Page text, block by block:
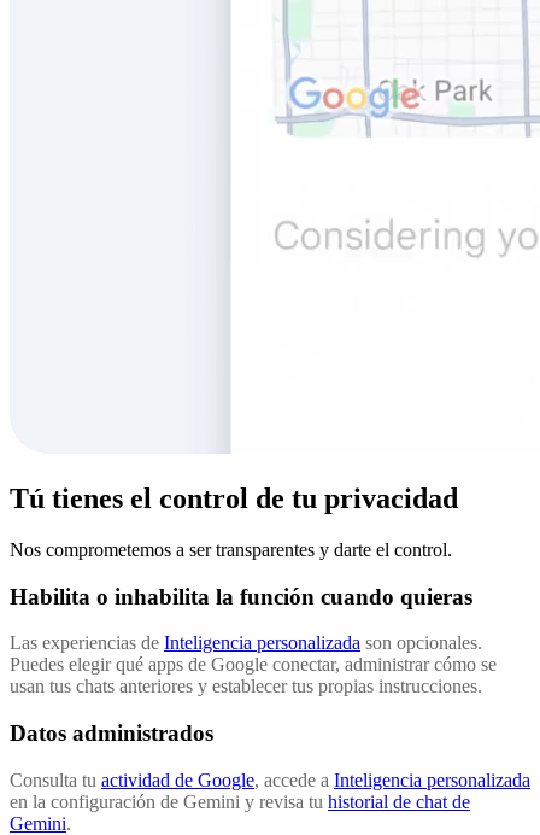
Tú tienes el control de tu privacidad
Nos comprometemos a ser transparentes y darte el control.
Habilita o inhabilita la función cuando quieras
Las experiencias de Inteligencia personalizada son opcionales.
Puedes elegir qué apps de Google conectar, administrar cómo se
usan tus chats anteriores y establecer tus propias instrucciones.
Datos administrados
Consulta tu actividad de Google, accede a Inteligencia personalizada
en la configuración de Gemini y revisa tu historial de chat de
Gemini.